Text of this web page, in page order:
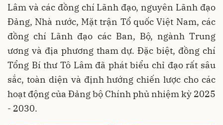
Lâm và các đồng chí Lãnh đạo, nguyên Lãnh đạo
Đảng, Nhà nước, Mặt trận Tổ quốc Việt Nam, các
đồng chí Lãnh đạo các Ban, Bộ, ngành Trung
ương và địa phương tham dự. Đặc biệt, đồng chí
Tổng Bí thư Tô Lâm đã phát biểu chỉ đạo rất sâu
sắc, toàn diện và định hướng chiến lược cho các
hoạt động của Đảng bộ Chính phủ nhiệm kỳ 2025
- 2030.